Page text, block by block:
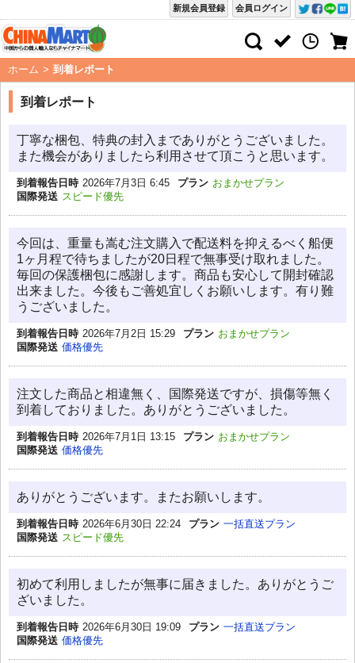
会員ログイン
新規会員登録
ホーム > 到着レポート
到着レポート
丁寧な梱包、特典の封入までありがとうございました。
また機会がありましたら利用させて頂こうと思います。
到着報告日時 2026年7月3日 6:45 プラン おまかせプラン
国際発送 スピード優先
今回は、重量も嵩む注文購入で配送料を抑えるべく船便
1ヶ月程で待ちましたが20日程で無事受け取れました。
毎回の保護梱包に感謝します。商品も安心して開封確認
出来ました。今後もご善処宜しくお願いします。有り難
うございました。
到着報告日時 2026年7月2日 15:29 プラン おまかせプラン
国際発送 価格優先
注文した商品と相違無く、国際発送ですが、損傷等無く
到着しておりました。ありがとうございました。
到着報告日時 2026年7月1日 13:15 プラン おまかせプラン
国際発送 価格優先
ありがとうございます。またお願いします。
到着報告日時 2026年6月30日 22:24 プラン 一括直送プラン
国際発送 スピード優先
初めて利用しましたが無事に届きました。ありがとうご
ざいました。
到着報告日時 2026年6月30日 19:09 プラン 一括直送プラン
国際発送 価格優先